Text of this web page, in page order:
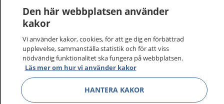
Den här webbplatsen använder
kakor
Vi använder kakor, cookies, för att ge dig en förbättrad
upplevelse, sammanställa statistik och för att viss
nödvändig funktionalitet ska fungera på webbplatsen.
Läs mer om hur vi använder kakor
HANTERA KAKOR